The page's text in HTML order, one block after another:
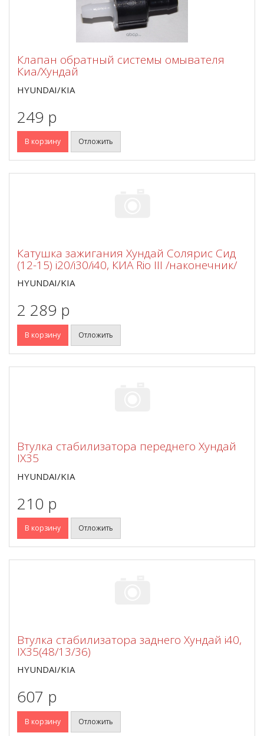
Клапан обратный системы омывателя
Киа/Хундай
HYUNDAI/KIA
249 p
В корзину Отложить
Катушка зажигания Хундай Солярис Сид
(12-15) i20/i30/i40, КИА Rio III /наконечник/
HYUNDAI/KIA
2 289 p
В корзину Отложить
Втулка стабилизатора переднего Хундай
IX35
HYUNDAI/KIA
210 p
В корзину Отложить
Втулка стабилизатора заднего Хундай i40,
IX35(48/13/36)
HYUNDAI/KIA
607 p
В корзину Отложить